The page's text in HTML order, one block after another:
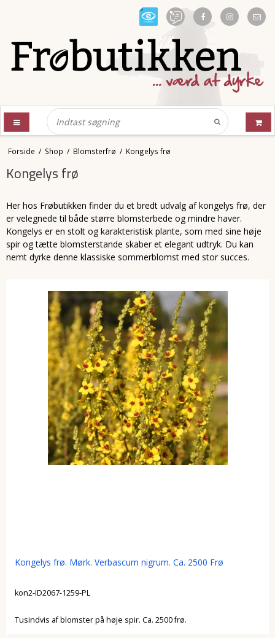
Forside / Shop / Blomsterfrø / Kongelys frø
Kongelys frø
Her hos Frøbutikken finder du et bredt udvalg af kongelys frø, der
er velegnede til både større blomsterbede og mindre haver.
Kongelys er en stolt og karakteristisk plante, som med sine høje
spir og tætte blomsterstande skaber et elegant udtryk. Du kan
nemt dyrke denne klassiske sommerblomst med stor succes.
Kongelys frø. Mørk. Verbascum nigrum. Ca. 2500 Frø
kon2-ID2067-1259-PL
Tusindvis af blomster på høje spir. Ca. 2500 frø.